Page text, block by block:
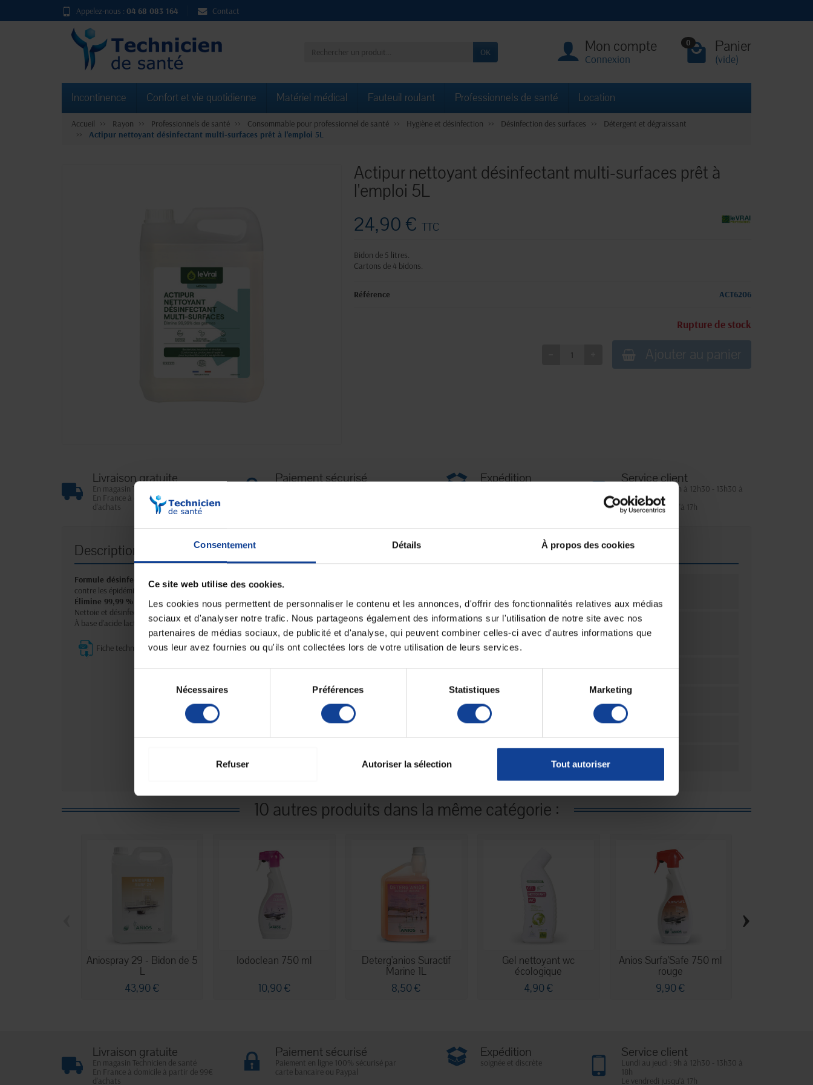
Consentement Détails À propos des cookies
Ce site web utilise des cookies.
Les cookies nous permettent de personnaliser le contenu et les annonces, d'offrir des fonctionnalités relatives aux médias
sociaux et d'analyser notre trafic. Nous partageons également des informations sur l'utilisation de notre site avec nos
partenaires de médias sociaux, de publicité et d'analyse, qui peuvent combiner celles-ci avec d'autres informations que
vous leur avez fournies ou qu'ils ont collectées lors de votre utilisation de leurs services.
consentement
Nécessaires Préférences Statistiques Marketing
Refuser Autoriser la sélection Tout autoriser
Appelez-nous : 04 68 083 164 Contact
OK Mon compte
Connexion
0 Panier
(vide)
Incontinence Confort et vie quotidienne Matériel médical Fauteuil roulant Professionnels de santé Location
Accueil Rayon Professionnels de santé Consommable pour professionnel de santé Hygiène et désinfection Désinfection des surfaces
Détergent et dégraissant
Actipur nettoyant désinfectant multi-surfaces prêt à l'emploi 5L
Actipur nettoyant désinfectant multi-surfaces prêt à
l'emploi 5L
24,90 €TTC
Bidon de 5 litres.
Cartons de 4 bidons.
Référence ACT6206
Rupture de stock
Ajouter au panier
Livraison gratuite
En magasin Technicien de santé
En France à domicile à partir de 99€
d'achats
Paiement sécurisé Expédition Service client
Lundi au jeudi : 9h à 12h30 - 13h30 à
18h
Le vendredi jusqu'à 17h
Description
Formule désinfectante à large spectre,prête à l’emploi , conforme aux protocoles d’hygiène pour la prévention
contre les épidémies,
idéale pour l’univers médical et les milieux sensibles.
Élimine 99,99 % des germes.
Nettoie et désinfecte tous types de surfaces hautes et petits objets non sensibles aux acides.
À base d’acide lactique : un actif biocide 100 % biosourcé issu de la fermentation de sucres.
Fiche technique
Fiche technique
contenu dans le contenant
Unité mesure de volume
(indique l'unité de mesure
utilisée pour la quantité
de volume)
millilitre(s)
Unité de consommation
1
Unité de consommation
type (emballage)
Unité(s)
Nombre d'unité par
Unit Minimum vendable
10 autres produits dans la même catégorie :
Aniospray 29 - Bidon de 5
L
43,90 €
Iodoclean 750 ml
10,90 €
Deterg'anios Suractif
Marine 1L
8,50 €
Gel nettoyant wc
écologique
4,90 €
Anios Surfa'Safe 750 ml
rouge
9,90 €
›
Livraison gratuite
En magasin Technicien de santé
En France à domicile à partir de 99€
d'achats
Paiement sécurisé
Paiement en ligne 100% sécurisé par
carte bancaire ou Paypal
Expédition
soignée et discrète
Service client
Lundi au jeudi : 9h à 12h30 - 13h30 à
18h
Le vendredi jusqu'à 17h